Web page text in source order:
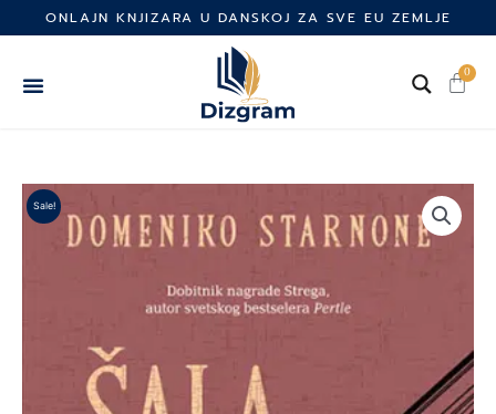
to
ONLAJN KNJIZARA U DANSKOJ ZA SVE EU ZEMLJE
0
Cart
Sale!